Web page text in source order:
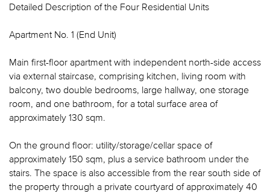
Detailed Description of the Four Residential Units
Apartment No. 1 (End Unit)
Main first-floor apartment with independent north-side access
via external staircase, comprising kitchen, living room with
balcony, two double bedrooms, large hallway, one storage
room, and one bathroom, for a total surface area of
approximately 130 sqm.
On the ground floor: utility/storage/cellar space of
approximately 150 sqm, plus a service bathroom under the
stairs. The space is also accessible from the rear south side of
the property through a private courtyard of approximately 40